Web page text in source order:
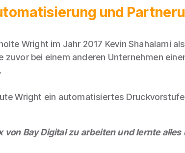
und
Wright im Jahr 2017 Kevin Shahalami
zuvor bei einem anderen Unternehmen
Wright ein automatisiertes
von Bay Digital zu arbeiten und lernte alles